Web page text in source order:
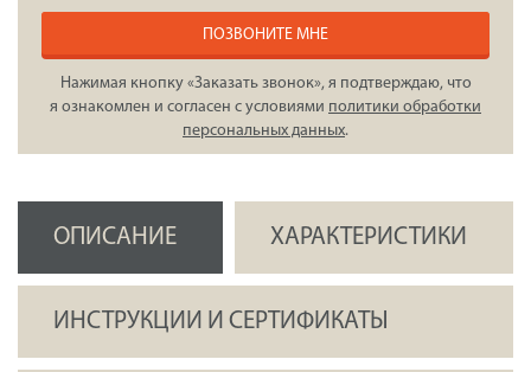
ПОЗВОНИТЕ МНЕ
Нажимая кнопку «Заказать звонок», я подтверждаю, что
я ознакомлен и согласен с условиями политики обработки
персональных данных.
ОПИСАНИЕ ХАРАКТЕРИСТИКИ
ИНСТРУКЦИИ И СЕРТИФИКАТЫ